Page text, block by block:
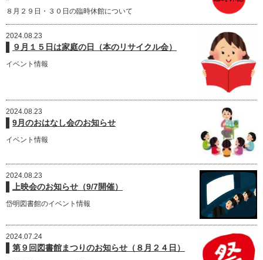
８月２９日・３０日の臨時休館について
2024.08.23
９月１５日は家庭の日（本のリサイクル会）
イベント情報
2024.08.23
9月のおはなし会のお知らせ
イベント情報
2024.08.23
上映会のお知らせ（9/7開催）
岱明図書館のイベント情報
2024.07.24
第９回図書館まつりのお知らせ（８月２４日）